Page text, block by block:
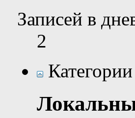
Записей в
2